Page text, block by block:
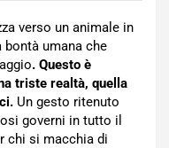
verso un animale in
umana che
. Questo è
triste realtà, quella
Un gesto ritenuto
governi in tutto il
chi si macchia di